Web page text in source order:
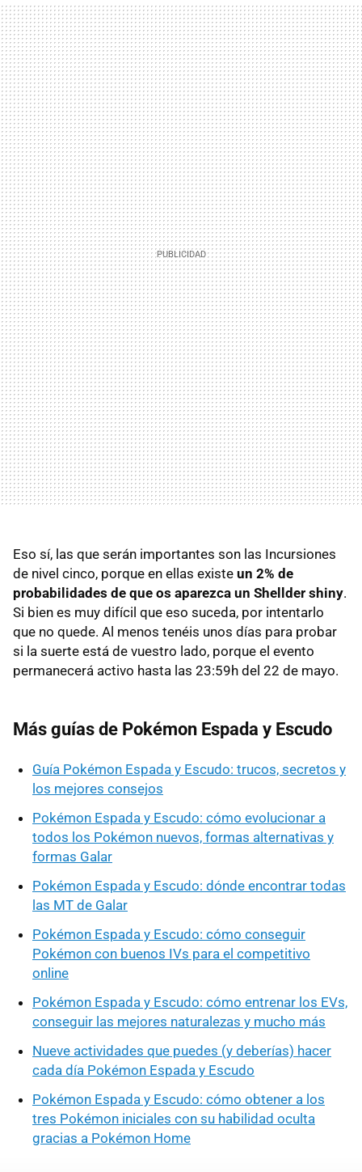
Eso sí, las que serán importantes son las Incursiones
de nivel cinco, porque en ellas existe un 2% de
probabilidades de que os aparezca un Shellder shiny.
Si bien es muy difícil que eso suceda, por intentarlo
que no quede. Al menos tenéis unos días para probar
si la suerte está de vuestro lado, porque el evento
permanecerá activo hasta las 23:59h del 22 de mayo.
Más guías de Pokémon Espada y Escudo
Guía Pokémon Espada y Escudo: trucos, secretos y
los mejores consejos
Pokémon Espada y Escudo: cómo evolucionar a
todos los Pokémon nuevos, formas alternativas y
formas Galar
Pokémon Espada y Escudo: dónde encontrar todas
las MT de Galar
Pokémon Espada y Escudo: cómo conseguir
Pokémon con buenos IVs para el competitivo
online
Pokémon Espada y Escudo: cómo entrenar los EVs,
conseguir las mejores naturalezas y mucho más
Nueve actividades que puedes (y deberías) hacer
cada día Pokémon Espada y Escudo
Pokémon Espada y Escudo: cómo obtener a los
tres Pokémon iniciales con su habilidad oculta
gracias a Pokémon Home